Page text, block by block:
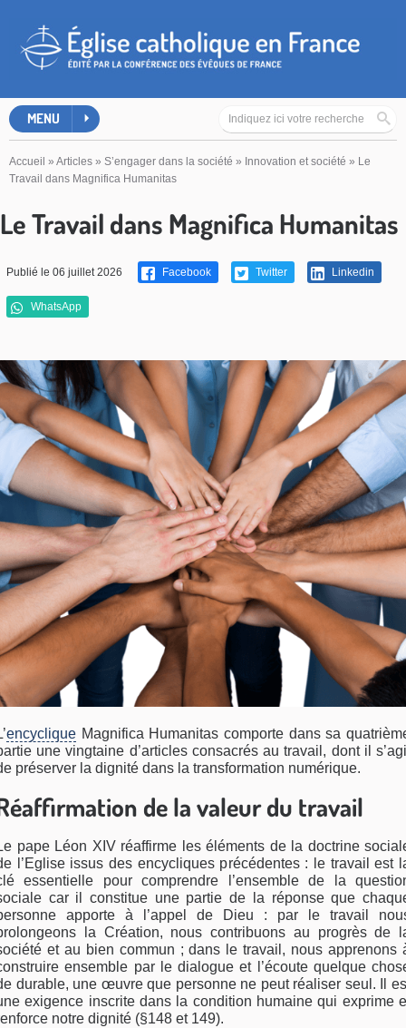
MENU
Accueil » Articles » S’engager dans la société » Innovation et société » Le
Travail dans Magnifica Humanitas
Le Travail dans Magnifica Humanitas
Publié le 06 juillet 2026 Facebook Twitter Linkedin
WhatsApp
encyclique Magnifica Humanitas comporte dans sa
une vingtaine d’articles consacrés au travail, dont il
préserver la dignité dans la transformation numérique.
de la valeur du travail
pape Léon XIV réaffirme les éléments de la doctrine
l’Eglise issus des encycliques précédentes : le travail est
essentielle pour comprendre l’ensemble de la
car il constitue une partie de la réponse que
apporte à l’appel de Dieu : par le travail
la Création, nous contribuons au progrès de
et au bien commun ; dans le travail, nous apprenons
ensemble par le dialogue et l’écoute quelque
durable, une œuvre que personne ne peut réaliser seul. Il
exigence inscrite dans la condition humaine qui exprime
notre dignité (§148 et 149).